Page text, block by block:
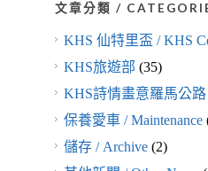
文章分類 /
KHS 仙特里盃 / KHS
KHS旅遊部 (35)
KHS詩情畫意羅馬公路
保養愛車 / Maintenance
儲存 / Archive(2)